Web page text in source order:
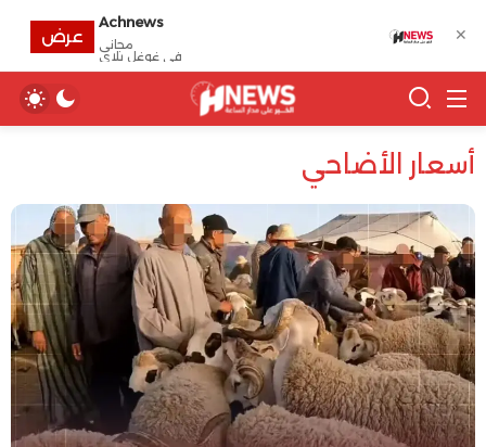
أسعار الأضاحي
✕
Achnews
مجانى
في غوغل بلاي
عرض